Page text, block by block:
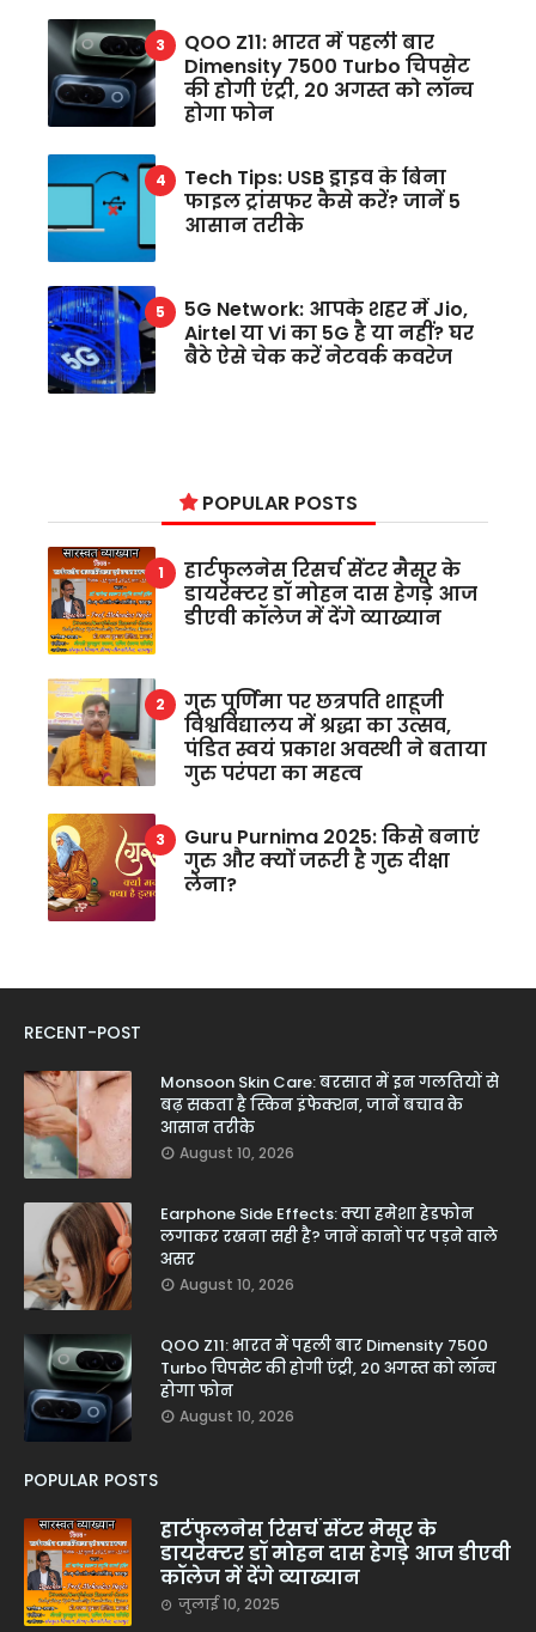
QOO Z11: भारत में पहली बार
Dimensity 7500 Turbo चिपसेट
की होगी एंट्री, 20 अगस्त को लॉन्च
होगा फोन
Tech Tips: USB ड्राइव के बिना
फाइल ट्रांसफर कैसे करें? जानें 5
आसान तरीके
5G Network: आपके शहर में Jio,
Airtel या Vi का 5G है या नहीं? घर
बैठे ऐसे चेक करें नेटवर्क कवरेज
POPULAR POSTS
हार्टफुलनेस रिसर्च सेंटर मैसूर के
डायरेक्टर डॉ मोहन दास हेगड़े आज
डीएवी कॉलेज में देंगे व्याख्यान
गुरु पूर्णिमा पर छत्रपति शाहूजी
विश्वविद्यालय में श्रद्धा का उत्सव,
पंडित स्वयं प्रकाश अवस्थी ने बताया
गुरु परंपरा का महत्व
Guru Purnima 2025: किसे बनाएं
गुरु और क्यों जरूरी है गुरु दीक्षा
लेना?
RECENT-POST
Monsoon Skin Care: बरसात में इन गलतियों से
बढ़ सकता है स्किन इंफेक्शन, जानें बचाव के
आसान तरीके
August 10, 2026
Earphone Side Effects: क्या हमेशा हेडफोन
लगाकर रखना सही है? जानें कानों पर पड़ने वाले
असर
August 10, 2026
QOO Z11: भारत में पहली बार Dimensity 7500
Turbo चिपसेट की होगी एंट्री, 20 अगस्त को लॉन्च
होगा फोन
August 10, 2026
POPULAR POSTS
हार्टफुलनेस रिसर्च सेंटर मैसूर के
डायरेक्टर डॉ मोहन दास हेगड़े आज डीएवी
कॉलेज में देंगे व्याख्यान
जुलाई 10, 2025